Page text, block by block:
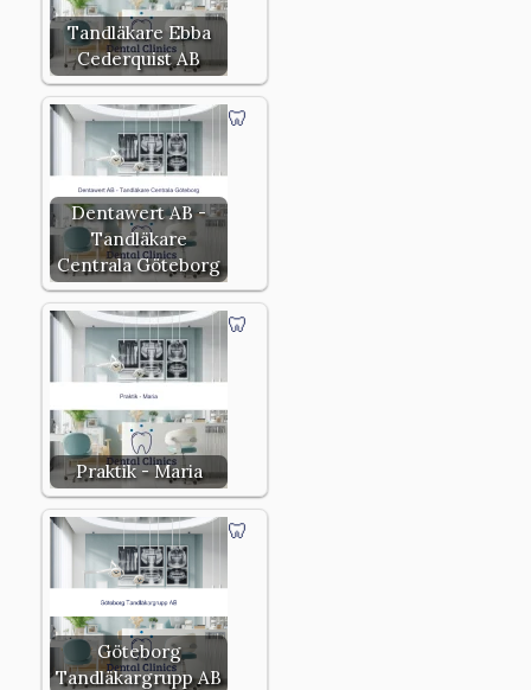
Tandläkare Ebba
Cederquist AB
Dentawert AB -
Tandläkare
Centrala Göteborg
Praktik - Maria
Göteborg
Tandläkargrupp AB